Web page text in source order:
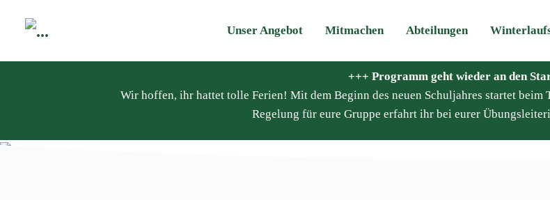
Unser Angebot Mitmachen Abteilungen
+++ Programm geht wieder an den
Wir hoffen, ihr hattet tolle Ferien! Mit dem Beginn des neuen Schuljahres startet
Regelung für eure Gruppe erfahrt ihr bei eurer